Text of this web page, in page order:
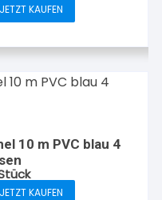
JETZT KAUFEN
10 m PVC blau 4
JETZT KAUFEN